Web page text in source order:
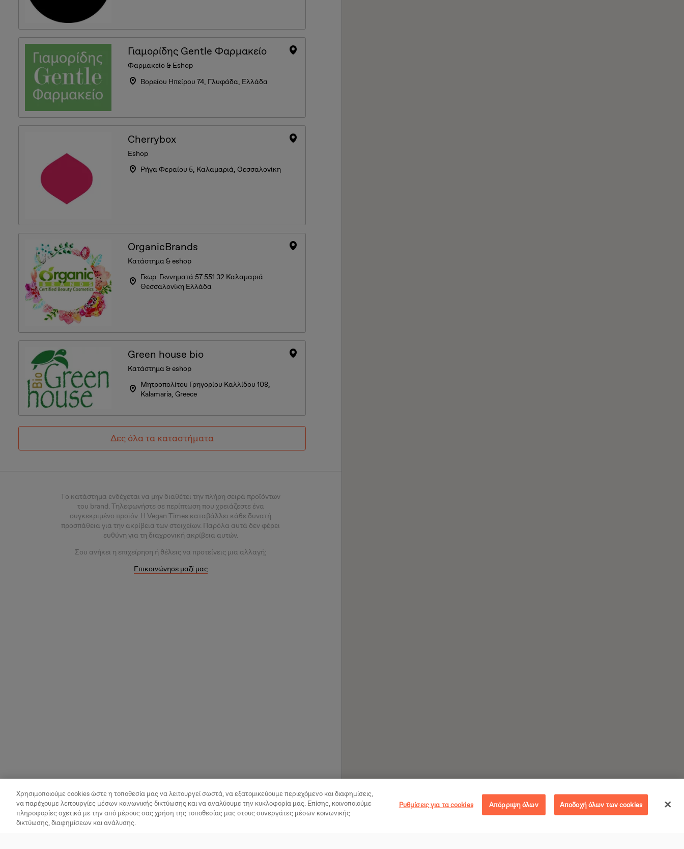
Γιαμορίδης Gentle Φαρμακείο
Φαρμακείο & Eshop
Βορείου Ηπείρου 74, Γλυφάδα, Ελλάδα
Cherrybox
Eshop
Ρήγα Φεραίου 5, Καλαμαριά, Θεσσαλονίκη
OrganicBrands
Κατάστημα & eshop
Γεωρ. Γεννηματά 57 551 32 Καλαμαριά
Θεσσαλονίκη Ελλάδα
Green house bio
Κατάστημα & eshop
Μητροπολίτου Γρηγορίου Καλλίδου 108,
Kalamaria, Greece
Δες όλα τα καταστήματα
Tο κατάστημα ενδέχεται να μην διαθέτει την πλήρη σειρά προϊόντων
του brand. Τηλεφωνήστε σε περίπτωση που χρειάζεστε ένα
συγκεκριμένο προϊόν. Η Vegan Times καταβάλλει κάθε δυνατή
προσπάθεια για την ακρίβεια των στοιχείων. Παρόλα αυτά δεν φέρει
ευθύνη για τη διαχρονική ακρίβεια αυτών.
Σου ανήκει η επιχείρηση ή θέλειςνα προτείνεις μια αλλαγή;
Επικοινώνησε μαζί μας
Χρησιμοποιούμε cookies ώστε η τοποθεσία μας να λειτουργεί σωστά, να εξατομικεύουμε περιεχόμενο και διαφημίσεις,
να παρέχουμε λειτουργίες μέσων κοινωνικής δικτύωσης και να αναλύουμε την κυκλοφορία μας. Επίσης, κοινοποιούμε
πληροφορίες σχετικά με την από μέρους σας χρήση της τοποθεσίας μας στους συνεργάτες μέσων κοινωνικής
δικτύωσης, διαφημίσεων και ανάλυσης.
Ρυθμίσεις για τα cookies Απόρριψη όλων Αποδοχή όλων των cookies